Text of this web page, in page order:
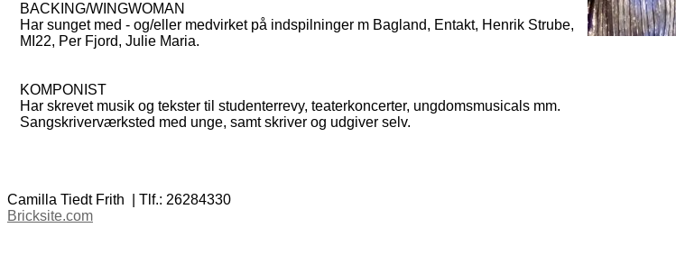
BACKING/WINGWOMAN
Har sunget med - og/eller medvirket på indspilninger m Bagland, Entakt, Henrik Strube,
MI22, Per Fjord, Julie Maria.
KOMPONIST
Har skrevet musik og tekster til studenterrevy, teaterkoncerter, ungdomsmusicals mm.
Sangskriverværksted med unge, samt skriver og udgiver selv.
Camilla Tiedt Frith | Tlf.: 26284330
Bricksite.com